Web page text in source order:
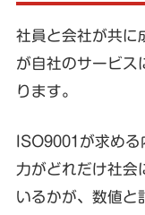
社員と会社が共に
が自社のサービス
ります。
ISO9001が求め
力がどれだけ社会
いるかが、数値と